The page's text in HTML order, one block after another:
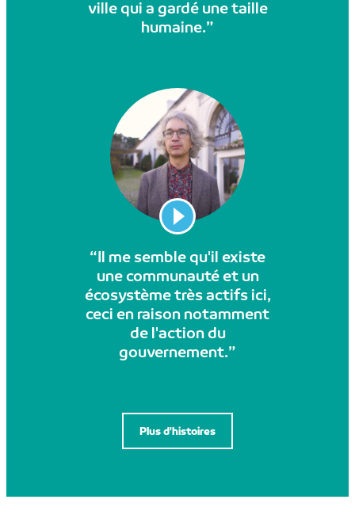
ville qui a gardé une taille
humaine.”
“Il me semble qu'il existe
une communauté et un
écosystème très actifs ici,
ceci en raison notamment
de l'action du
gouvernement.”
Plus d'histoires